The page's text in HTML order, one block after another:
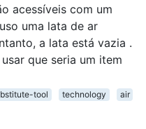
acessíveis com um
uma lata de ar
a lata está vazia .
que seria um item
tool technology
air